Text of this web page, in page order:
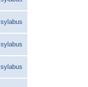
sylabus
sylabus
sylabus